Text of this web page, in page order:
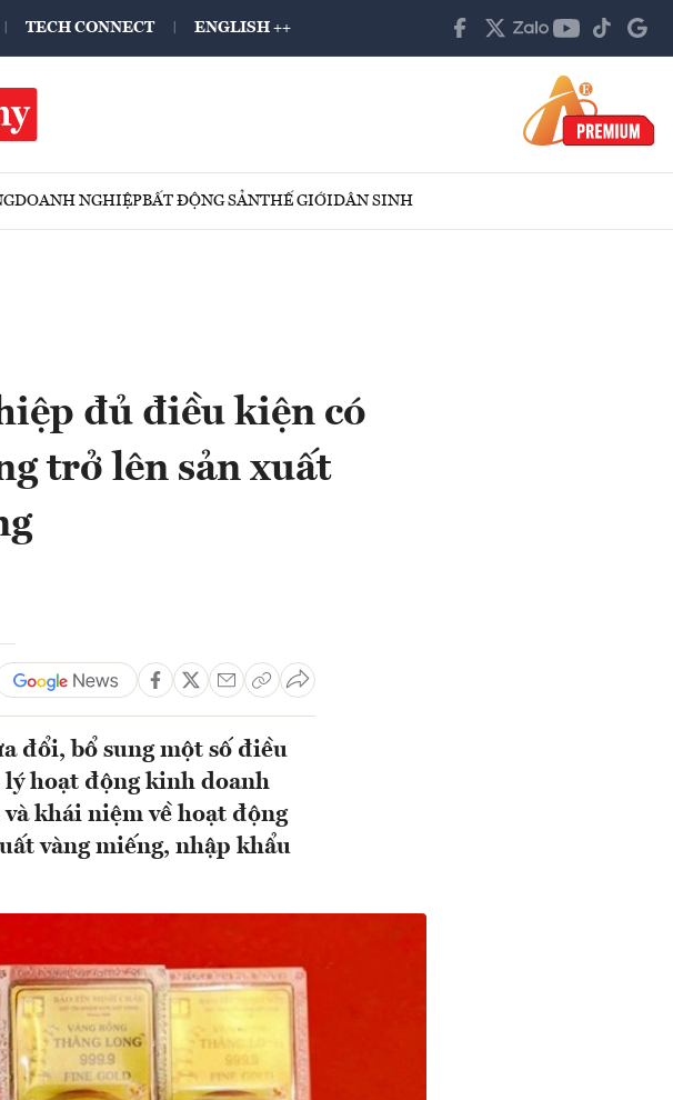
TECH CONNECT ENGLISH ++
DOANH NGHIỆPBẤT ĐỘNG SẢNTHẾ GIỚIDÂN SINH
đủ điều kiện có
trở lên sản xuất
đổi, bổ sung một số điều
hoạt động kinh doanh
khái niệm về hoạt động
vàng miếng, nhập khẩu